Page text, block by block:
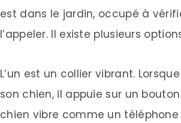
est dans le jardin, occupé à
l’appeler. Il existe plusieurs
L’un est un collier vibrant.
son chien, il appuie sur un
chien vibre comme un téléphone